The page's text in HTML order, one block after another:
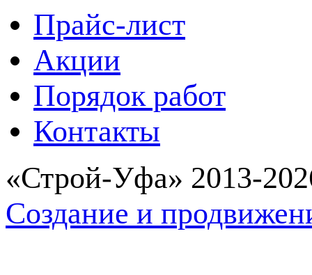
Прайс-лист
Акции
Порядок работ
Контакты
«Строй-Уфа» 2013-
Создание и